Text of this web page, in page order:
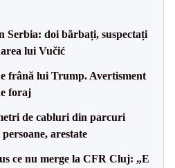
Serbia: doi bărbați, suspectați
lui Vučić
frână lui Trump. Avertisment
foraj
de cabluri din parcuri
arestate
ce nu merge la CFR Cluj: „E